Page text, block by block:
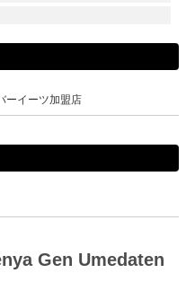
ーイーツ加盟店
Gen Umedaten